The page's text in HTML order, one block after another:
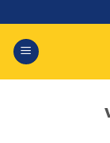
al
contenido